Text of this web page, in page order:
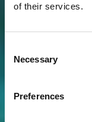
of their services.
Selection
Necessary
Preferences